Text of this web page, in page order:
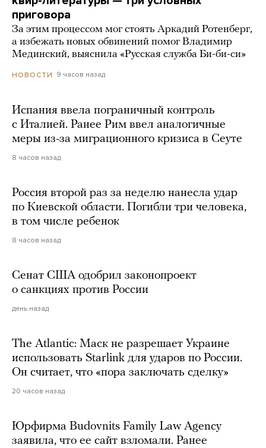
приговора
За этим процессом мог стоять Аркадий Ротенберг,
а избежать новых обвинений помог Владимир
Мединский, выяснила «Русская служба Би-би-си»
НОВОСТИ 9 часов назад
Испания ввела пограничный контроль
с Италией. Ранее Рим ввел аналогичные
меры из-за миграционного кризиса в Сеуте
8 часов назад
Россия второй раз за неделю нанесла удар
по Киевской области. Погибли три человека,
в том числе ребенок
8 часов назад
Сенат США одобрил законопроект
о санкциях против России
день назад
The Atlantic: Маск не разрешает Украине
использовать Starlink для ударов по России.
Он считает, что «пора заключать сделку»
20 часов назад
Юрфирма Budovnits Family Law Agency
заявила, что ее сайт взломали. Ранее